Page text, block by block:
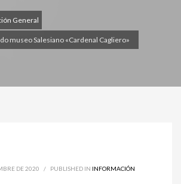
General
museo Salesiano «Cardenal Cagliero»
DE 2020 / PUBLISHED IN INFORMACIÓN